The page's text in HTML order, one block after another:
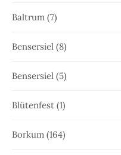
Baltrum (7)
Bensersiel (8)
Bensersiel (5)
Blütenfest (1)
Borkum (164)